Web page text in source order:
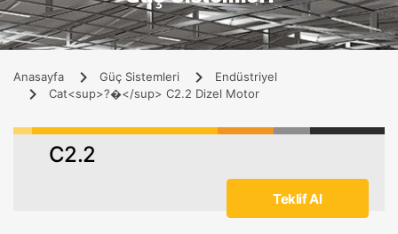
Anasayfa Güç Sistemleri
Endüstriyel
Cat<sup>?�</sup> C2.2 Dizel Motor
C2.2
Teklif Al